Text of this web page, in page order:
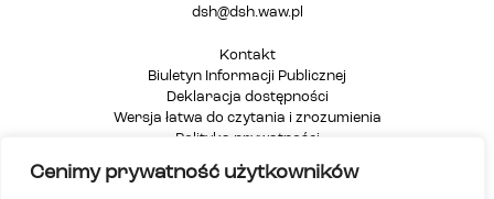
Cenimy prywatność użytkowników
dsh@dsh.waw.pl
Kontakt
Biuletyn Informacji Publicznej
Deklaracja dostępności
Wersja łatwa do czytania i zrozumienia
Polityka prywatności
Mapa strony